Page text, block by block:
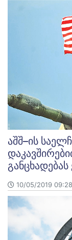
აშშ–ის
განცხადებას
10/05/2019